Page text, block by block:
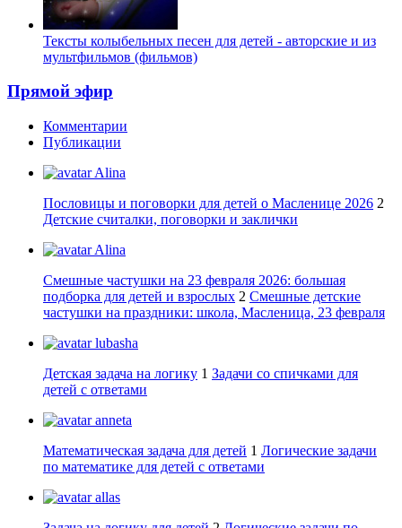
Тексты колыбельных песен для детей - авторские и из
мультфильмов (фильмов)
Прямой эфир
Комментарии
Публикации
Alina
Пословицы и поговорки для детей о Масленице 2026 2
Детские считалки, поговорки и заклички
Alina
Смешные частушки на 23 февраля 2026: большая
подборка для детей и взрослых 2 Смешные детские
частушки на праздники: школа, Масленица, 23 февраля
lubasha
Детская задача на логику 1 Задачи со спичками для
детей с ответами
anneta
Математическая задача для детей 1 Логические задачи
по математике для детей с ответами
allas